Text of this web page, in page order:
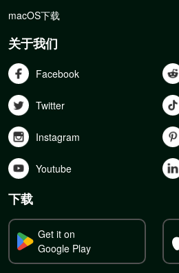
macOS下载
关于我们
Facebook
Twitter
Instagram
Youtube
下载
Get it on
Google Play